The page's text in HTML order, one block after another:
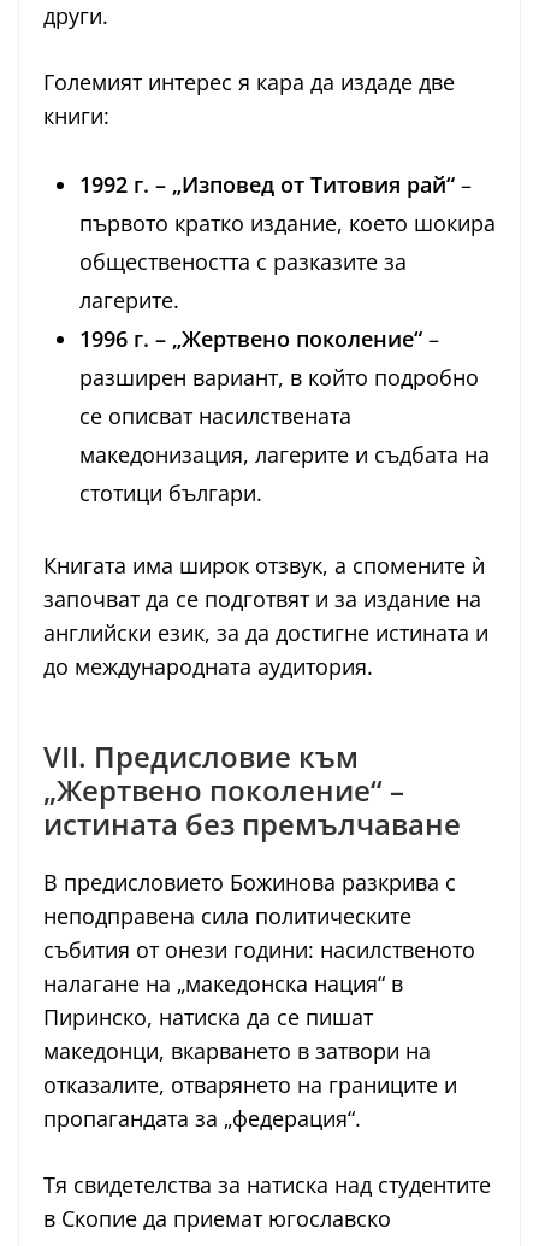
други.
Големият интерес я кара да издаде две
книги:
1992 г. – „Изповед от Титовия рай“ –
първото кратко издание, което шокира
обществеността с разказите за
лагерите.
1996 г. – „Жертвено поколение“ –
разширен вариант, в който подробно
се описват насилствената
македонизация, лагерите и съдбата на
стотици българи.
Книгата има широк отзвук, а спомените ѝ
започват да се подготвят и за издание на
английски език, за да достигне истината и
до международната аудитория.
VII. Предисловие към
„Жертвено поколение“ –
истината без премълчаване
В предисловието Божинова разкрива с
неподправена сила политическите
събития от онези години: насилственото
налагане на „македонска нация“ в
Пиринско, натиска да се пишат
македонци, вкарването в затвори на
отказалите, отварянето на границите и
пропагандата за „федерация“.
Тя свидетелства за натиска над студентите
в Скопие да приемат югославско